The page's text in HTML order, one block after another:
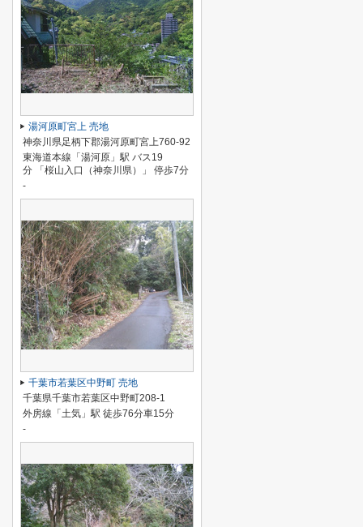
湯河原町宮上 売地
神奈川県足柄下郡湯河原町宮上760-92
東海道本線「湯河原」駅 バス19
分 「桜山入口（神奈川県）」 停歩7分
-
千葉市若葉区中野町 売地
千葉県千葉市若葉区中野町208-1
外房線「土気」駅 徒歩76分車15分
-